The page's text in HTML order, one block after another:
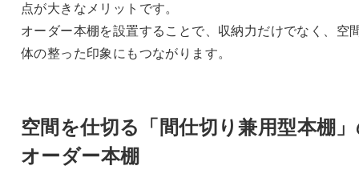
点が大きなメリットです。
オーダー本棚を設置することで、収納力だけでなく、空
体の整った印象にもつながります。
空間を仕切る「間仕切り兼用型本棚
オーダー本棚